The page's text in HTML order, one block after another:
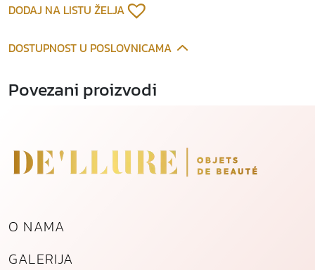
DODAJ NA LISTU ŽELJA
DOSTUPNOST U POSLOVNICAMA
Povezani proizvodi
O NAMA
GALERIJA